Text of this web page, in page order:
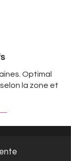
Optimal
la zone et